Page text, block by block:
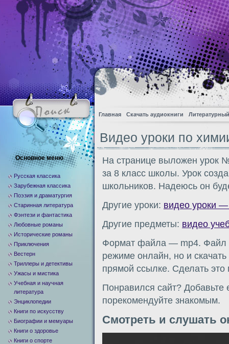
Главная Скачать аудиокниги
Видео уроки по
На странице выложен урок
за 8 класс школы. Урок
школьников. Надеюсь он
Другие уроки: видео уроки
Другие предметы: видео
Формат файла — mp4. Файл
режиме онлайн, но и
прямой ссылке. Сделать
Понравился сайт? Добавьте
порекомендуйте знакомым.
Смотреть и слушать
Основное меню
Русская классика
Зарубежная классика
Поэзия и драматургия
Старинная литература
Фэнтези и фантастика
Любовные романы
Исторические романы
Приключения
Вестерн
Триллеры и детективы
Ужасы и мистика
Учебная и научная
литература
Энциклопедии
Книги по искусству
Биографии и мемуары
Книги о здоровье
Книги о спорте